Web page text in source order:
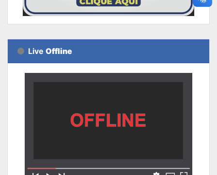
Live Offline